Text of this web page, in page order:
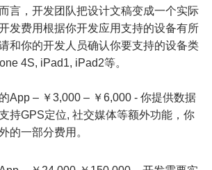
，开发团队把设计文稿变成一个实际
发费用根据你开发应用支持的设备有所
和你的开发人员确认你要支持的设备类
4S, iPad1, iPad2等。
– ￥3,000 – ￥6,000 - 你提供数据
持GPS定位, 社交媒体等额外功能，你
的一部分费用。